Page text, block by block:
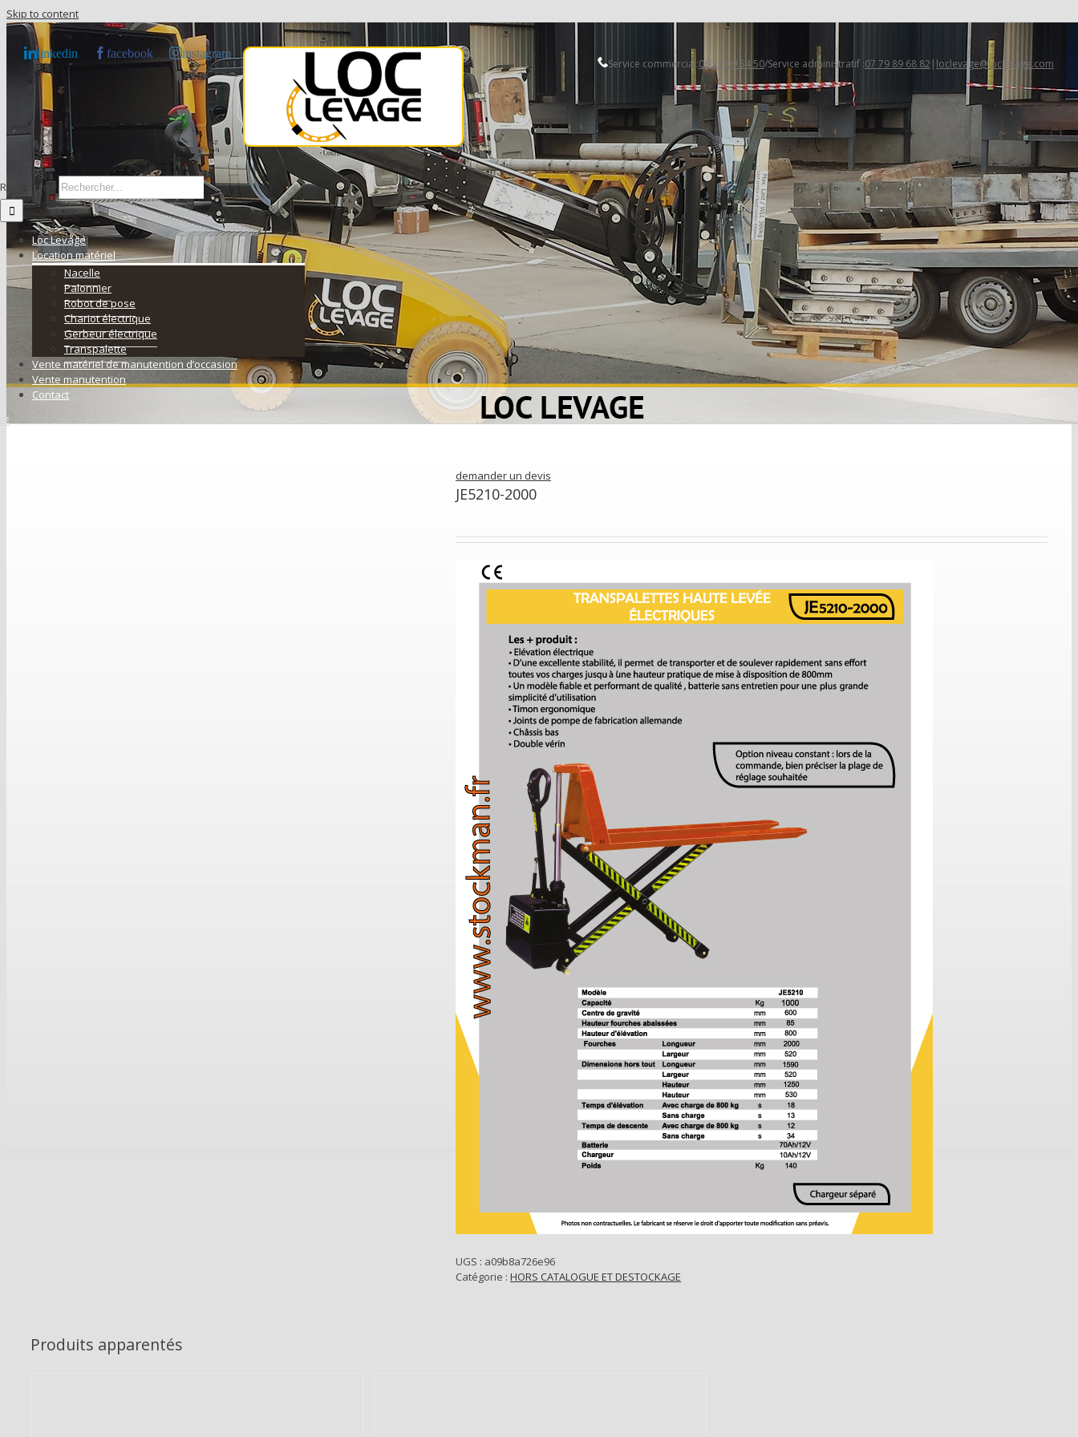
Skip to content
linkedin facebook instagram
Service commercial:06 22 09 54 50/Service administratif :07 79 89 68 82 | loclevage@loclevage.com
Rechercher
Loc Levage
Location matériel
Nacelle
Palonnier
Robot de pose
Chariot électrique
Gerbeur électrique
Transpalette
Vente matériel de manutention d’occasion
Vente manutention
Contact
demander un devis
JE5210-2000
UGS : a09b8a726e96
Catégorie : HORS CATALOGUE ET DESTOCKAGE
Produits apparentés